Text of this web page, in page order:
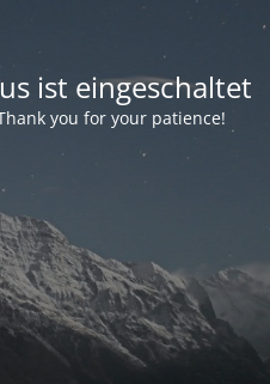
ist eingeschaltet
you for your patience!